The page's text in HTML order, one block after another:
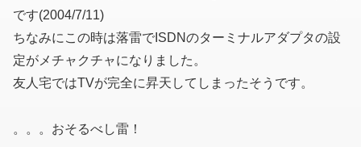
です(2004/7/11)
ちなみにこの時は落雷でISDNのターミナルアダプタの設
定がメチャクチャになりました。
友人宅ではTVが完全に昇天してしまったそうです。
。。。おそるべし雷！